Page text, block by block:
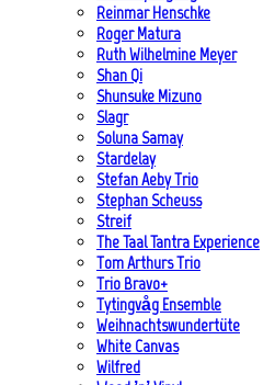
Reinmar Henschke
Roger Matura
Ruth Wilhelmine Meyer
Shan Qi
Shunsuke Mizuno
Slagr
Soluna Samay
Stardelay
Stefan Aeby Trio
Stephan Scheuss
Streif
The Taal Tantra Experience
Tom Arthurs Trio
Trio Bravo+
Tytingvåg Ensemble
Weihnachtswundertüte
White Canvas
Wilfred